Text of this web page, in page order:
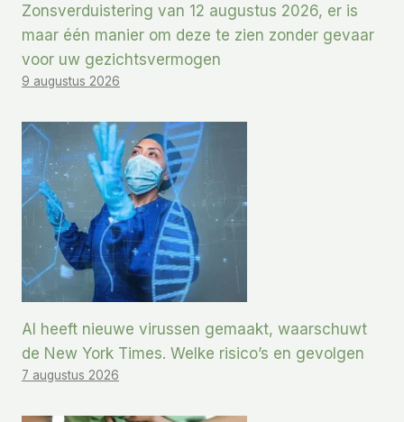
Zonsverduistering van 12 augustus 2026, er is
maar één manier om deze te zien zonder gevaar
voor uw gezichtsvermogen
9 augustus 2026
AI heeft nieuwe virussen gemaakt, waarschuwt
de New York Times. Welke risico’s en gevolgen
7 augustus 2026